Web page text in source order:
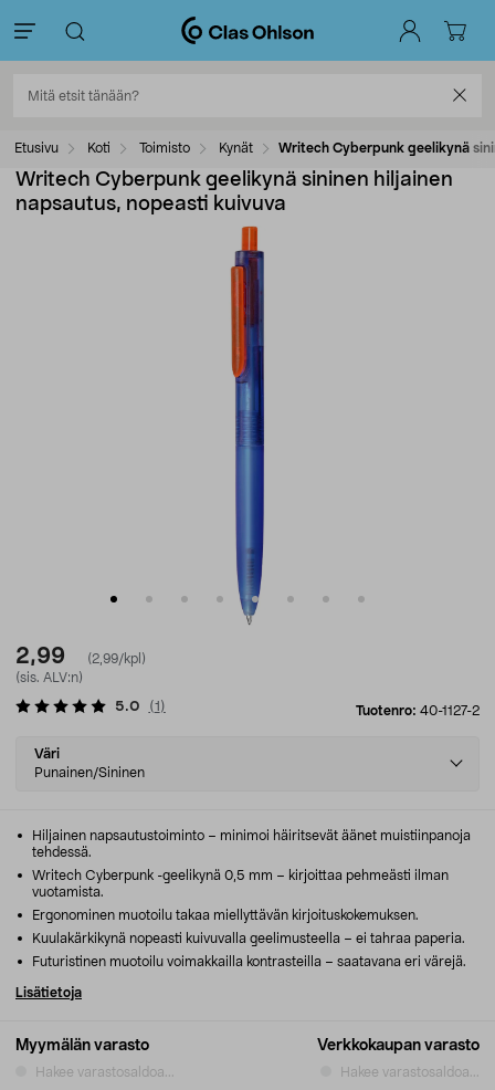
Etusivu Koti Toimisto Kynät Writech Cyberpunk geelikynä
Writech Cyberpunk geelikynä sininen hiljainen
napsautus, nopeasti kuivuva
2,99
(2,99/kpl)
(sis. ALV:n)
Tuotenro: 40-1127-2
5.0 (1 )
Select
variant
Väri
Punainen/Sininen
Myymälän varasto
Hakee varastosaldoa...
Verkkokaupan varasto
Hakee varastosaldoa...
Hiljainen napsautustoiminto – minimoi häiritsevät äänet muistiinpanoja
tehdessä.
Writech Cyberpunk -geelikynä 0,5 mm – kirjoittaa pehmeästi ilman
vuotamista.
Ergonominen muotoilu takaa miellyttävän kirjoituskokemuksen.
Kuulakärkikynä nopeasti kuivuvalla geelimusteella – ei tahraa paperia.
Futuristinen muotoilu voimakkailla kontrasteilla – saatavana eri värejä.
Lisätietoja